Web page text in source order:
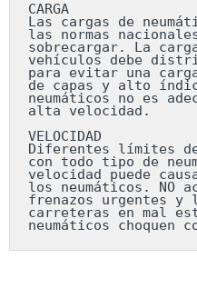
CARGA
Las cargas de
las normas
sobrecargar. La
vehículos debe
para evitar una
de capas y alto
neumáticos no es
alta velocidad.
VELOCIDAD
Diferentes límites
con todo tipo de
velocidad puede
los neumáticos. NO
frenazos urgentes y
carreteras en mal
neumáticos choquen